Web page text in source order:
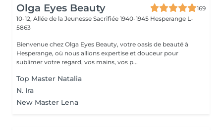
Olga Eyes Beauty
169
10-12, Allée de la Jeunesse Sacrifiée 1940-1945 Hesperange L-
5863
Bienvenue chez Olga Eyes Beauty, votre oasis de beauté à
Hesperange, où nous allions expertise et douceur pour
sublimer votre regard, vos mains, vos p...
Top Master Natalia
N. Ira
New Master Lena